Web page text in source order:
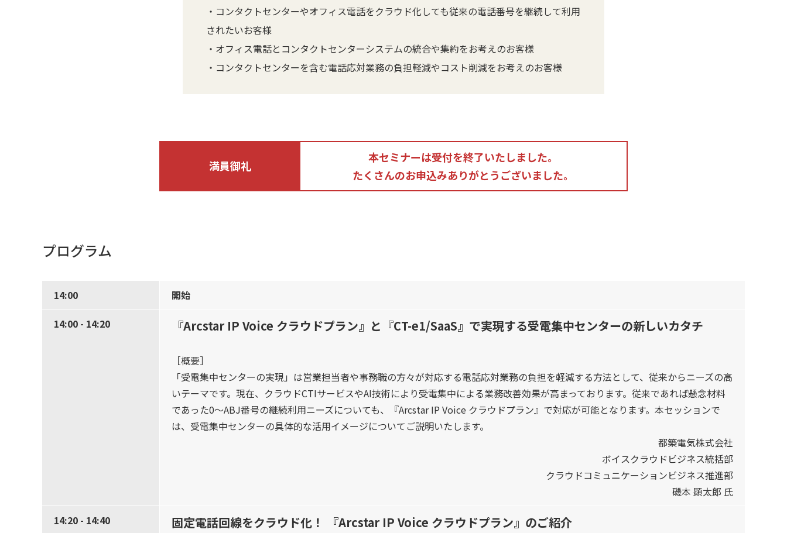
・コンタクトセンターやオフィス電話をクラウド化しても従来の電話番号を継続して利用
されたいお客様
・オフィス電話とコンタクトセンターシステムの統合や集約をお考えのお客様
・コンタクトセンターを含む電話応対業務の負担軽減やコスト削減をお考えのお客様
満員御礼
本セミナーは受付を終了いたしました。
たくさんのお申込みありがとうございました。
プログラム
14:00 開始
14:00 - 14:20 『Arcstar IP Voice クラウドプラン』と『CT-e1/SaaS』で実現する受電集中センターの新しいカタチ
［概要］
「受電集中センターの実現」は営業担当者や事務職の方々が対応する電話応対業務の負担を軽減する方法として、従来からニーズの高
いテーマです。現在、クラウドCTIサービスやAI技術により受電集中による業務改善効果が高まっております。従来であれば懸念材料
であった0～ABJ番号の継続利用ニーズについても、『Arcstar IP Voice クラウドプラン』で対応が可能となります。本セッションで
は、受電集中センターの具体的な活用イメージについてご説明いたします。
都築電気株式会社
ボイスクラウドビジネス統括部
クラウドコミュニケーションビジネス推進部
磯本 顕太郎 氏
14:20 - 14:40 固定電話回線をクラウド化！ 『Arcstar IP Voice クラウドプラン』のご紹介